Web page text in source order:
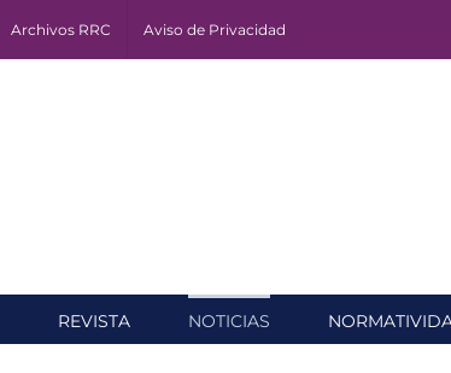
Archivos RRC Aviso de Privacidad
REVISTA NOTICIAS